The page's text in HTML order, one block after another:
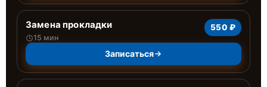
Замена прокладки
15 мин
550 ₽
Записаться